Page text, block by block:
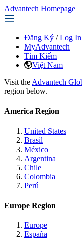
Advantech Homepage
Đăng Ký / Log In
MyAdvantech
Tìm Kiếm
Việt Nam
Visit the Advantech
region below.
America Region
United States
Brasil
México
Argentina
Chile
Colombia
Perú
Europe Region
Europe
España